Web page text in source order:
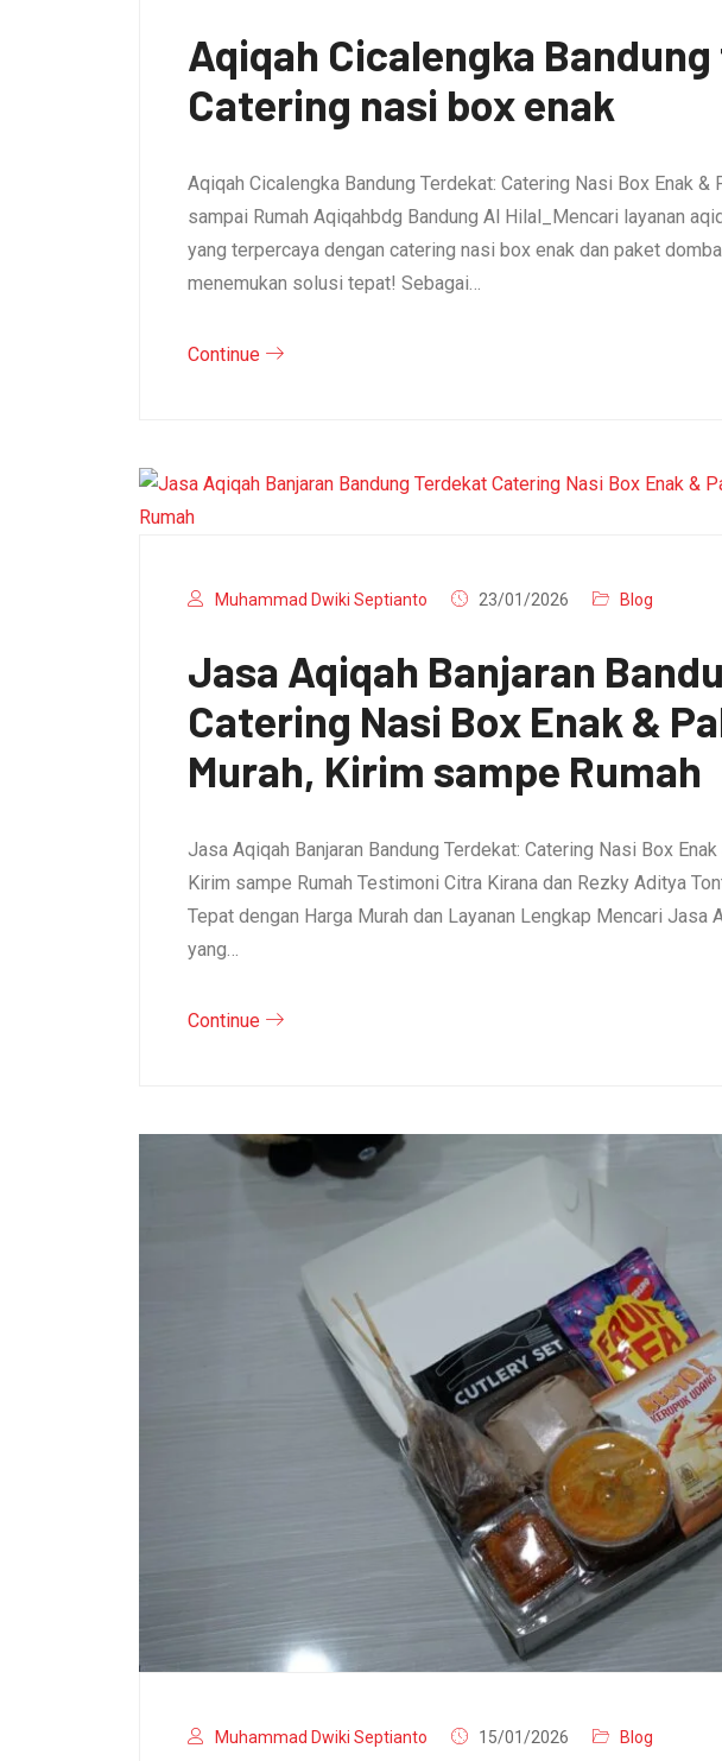
Aqiqah Cicalengka
Catering nasi box enak
Aqiqah Cicalengka Bandung Terdekat: Catering Nasi Box Enak &
sampai Rumah Aqiqahbdg Bandung Al Hilal_Mencari layanan
yang terpercaya dengan catering nasi box enak dan paket
menemukan solusi tepat! Sebagai…
Continue
Muhammad Dwiki Septianto 23/01/2026 Blog
Jasa Aqiqah Banjaran
Catering Nasi Box Enak &
Murah, Kirim sampe Rumah
Jasa Aqiqah Banjaran Bandung Terdekat: Catering Nasi Box
Kirim sampe Rumah Testimoni Citra Kirana dan Rezky Aditya
Tepat dengan Harga Murah dan Layanan Lengkap Mencari Jasa
yang…
Continue
Muhammad Dwiki Septianto 15/01/2026 Blog